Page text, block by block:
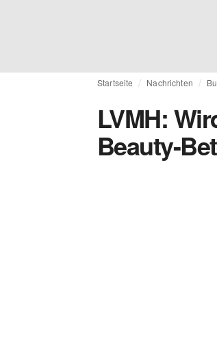
Startseite Nachrichten
LVMH:
Beauty-